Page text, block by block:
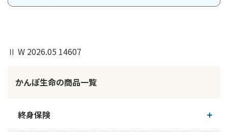
年金受取総額
マイページ
の場合は、「Web口座振替受付サービス」または郵便局でお手
保険証券（保険証書）の記号番号が確認できるもの
Ⅱ W 2026.05 14607
かんぽ生命の商品一覧
終身保険